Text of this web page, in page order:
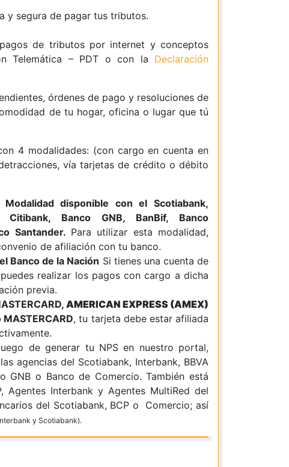
y segura de pagar tus tributos.
de tributos por internet y conceptos
Telemática – PDT o con la Declaración
órdenes de pago y resoluciones de
de tu hogar, oficina o lugar que tú
4 modalidades: (con cargo en cuenta en
vía tarjetas de crédito o débito
disponible con el Scotiabank,
Citibank, Banco GNB, BanBif, Banco
Santander. Para utilizar esta modalidad,
de afiliación con tu banco.
Banco de la Nación Si tienes una cuenta de
realizar los pagos con cargo a dicha
previa.
AMERICAN EXPRESS (AMEX)
MASTERCARD, tu tarjeta debe estar afiliada
de generar tu NPS en nuestro portal,
agencias del Scotiabank, Interbank, BBVA
GNB o Banco de Comercio. También está
Agentes Interbank y Agentes MultiRed del
del Scotiabank, BCP o Comercio; así
y Scotiabank).